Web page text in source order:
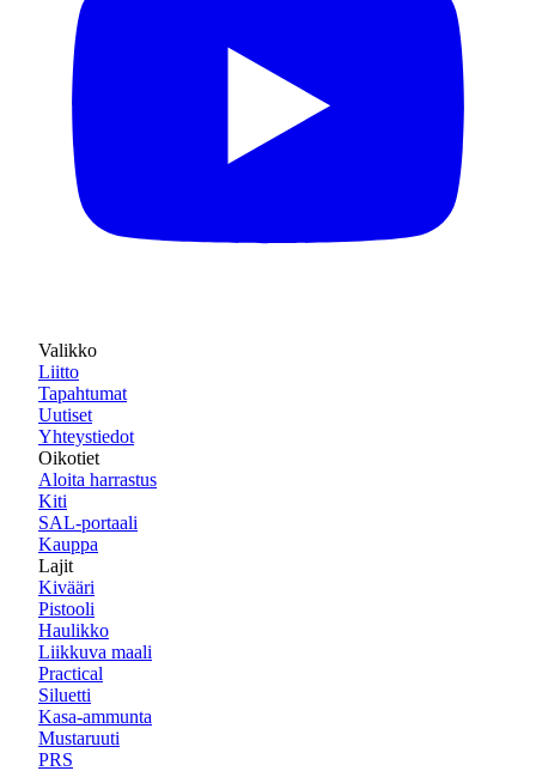
Valikko
Liitto
Tapahtumat
Uutiset
Yhteystiedot
Oikotiet
Aloita harrastus
Kiti
SAL-portaali
Kauppa
Lajit
Kivääri
Pistooli
Haulikko
Liikkuva maali
Practical
Siluetti
Kasa-ammunta
Mustaruuti
PRS